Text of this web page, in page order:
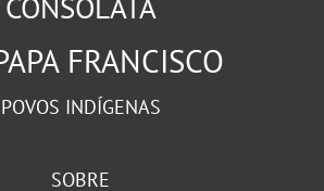
CONSOLATA
FRANCISCO
POVOS INDÍGENAS
SOBRE